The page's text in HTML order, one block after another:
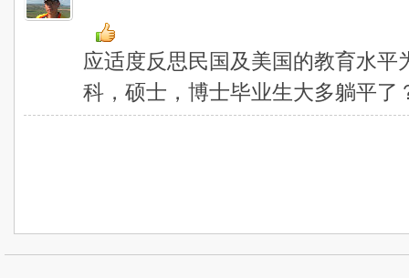
应适度反思民国及美国的教育水
科，硕士，博士毕业生大多躺平了